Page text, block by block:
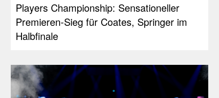
Players Championship: Sensationeller
Premieren-Sieg für Coates, Springer im
Halbfinale